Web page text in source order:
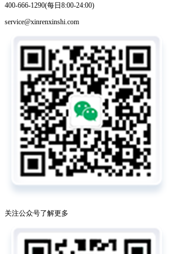
400-666-1290(每日8:00-24:00)
service@xinrenxinshi.com
关注公众号了解更多